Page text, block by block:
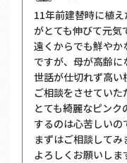
11年前建替時に植
がとても伸びて元気
遠くからでも鮮やか
ですが、母が高齢に
世話が仕切れず高い
ご相談をさせていた
とても綺麗なピン
するのは心苦しいの
まずはご相談してみ
よろしくお願いしま